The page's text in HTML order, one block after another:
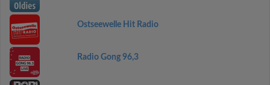
Ostseewelle Hit Radio
Radio Gong 96,3